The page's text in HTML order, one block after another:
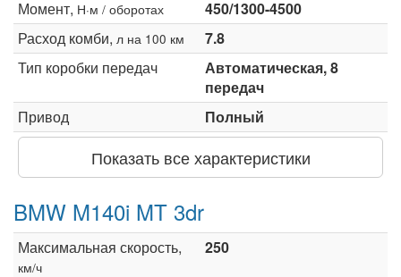
Момент, Н·м / оборотах
450/1300-4500
Расход комби, л на 100 км
7.8
Тип коробки передач
Автоматическая, 8
передач
Привод
Полный
Показать все характеристики
BMW M140i MT 3dr
Максимальная скорость,
км/ч
250